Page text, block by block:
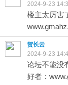
2024-9-23
楼主太厉害
贺长云
2024-9-23
论坛不能没
好者：